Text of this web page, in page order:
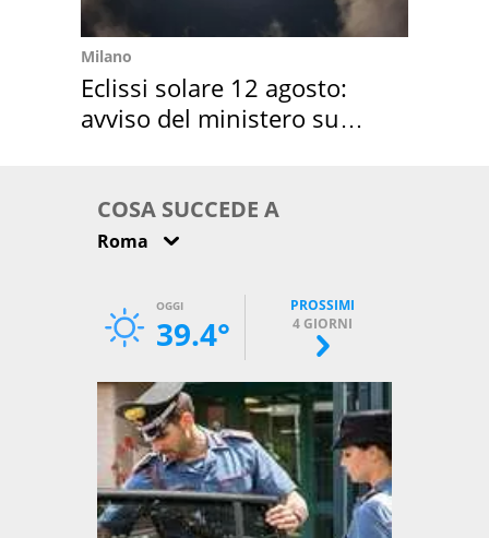
Milano
Eclissi solare 12 agosto:
avviso del ministero su